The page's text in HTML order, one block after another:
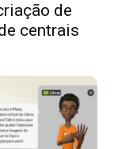
de
centrais